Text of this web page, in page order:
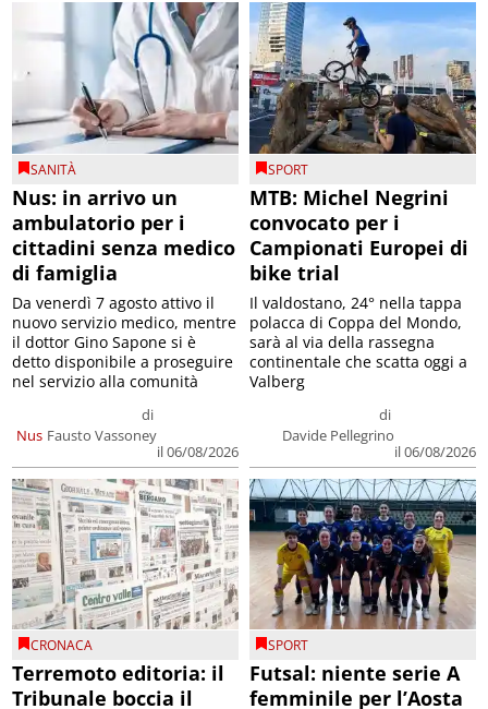
SANITÀ
Nus: in arrivo un
ambulatorio per i
cittadini senza medico
di famiglia
Nus
di
Fausto Vassoney
il 06/08/2026
Da venerdì 7 agosto attivo il
nuovo servizio medico, mentre
il dottor Gino Sapone si è
detto disponibile a proseguire
nel servizio alla comunità
SPORT
MTB: Michel Negrini
convocato per i
Campionati Europei di
bike trial
di
Davide Pellegrino
il 06/08/2026
Il valdostano, 24° nella tappa
polacca di Coppa del Mondo,
sarà al via della rassegna
continentale che scatta oggi a
Valberg
CRONACA
Terremoto editoria: il
Tribunale boccia il
SPORT
Futsal: niente serie A
femminile per l’Aosta